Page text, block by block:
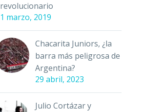
revolucionario
1 marzo, 2019
Chacarita Juniors, ¿la
barra más peligrosa de
Argentina?
29 abril, 2023
Julio Cortázar y